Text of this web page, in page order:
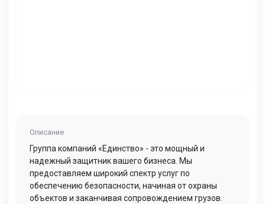
Описание
Группа компаний «Единство» - это мощный и
надежный защитник вашего бизнеса. Мы
предоставляем широкий спектр услуг по
обеспечению безопасности, начиная от охраны
объектов и заканчивая сопровождением грузов.